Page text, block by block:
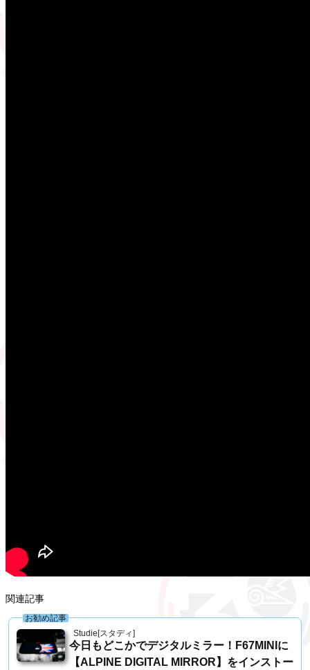
関連記事
Studie[スタディ]
お勧め記事
今日もどこかでデジタルミラー！F67MINIに
【ALPINE DIGITAL MIRROR】をインストー